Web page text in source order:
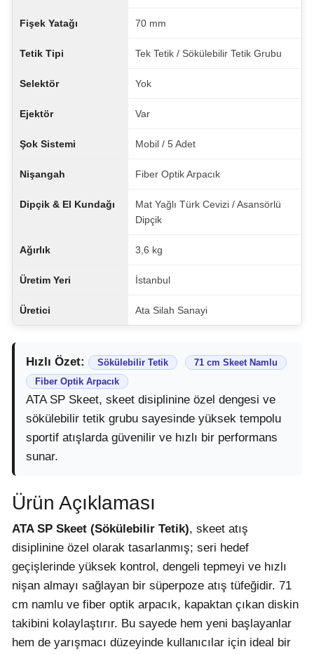
Fişek Yatağı 70 mm
Tetik Tipi Tek Tetik / Sökülebilir Tetik Grubu
Selektör Yok
Ejektör Var
Şok Sistemi Mobil / 5 Adet
Nişangah Fiber Optik Arpacık
Dipçik & El Kundağı
Mat Yağlı Türk Cevizi / Asansörlü
Dipçik
Ağırlık 3,6 kg
Üretim Yeri İstanbul
Üretici Ata Silah Sanayi
Hızlı Özet: Sökülebilir Tetik
71 cm Skeet Namlu
Fiber Optik Arpacık
ATA SP Skeet, skeet disiplinine özel dengesi ve
sökülebilir tetik grubu sayesinde yüksek tempolu
sportif atışlarda güvenilir ve hızlı bir performans
sunar.
Ürün Açıklaması
ATA SP Skeet (Sökülebilir Tetik), skeet atış
disiplinine özel olarak tasarlanmış; seri hedef
geçişlerinde yüksek kontrol, dengeli tepmeyi ve hızlı
nişan almayı sağlayan bir süperpoze atış tüfeğidir. 71
cm namlu ve fiber optik arpacık, kapaktan çıkan diskin
takibini kolaylaştırır. Bu sayede hem yeni başlayanlar
hem de yarışmacı düzeyinde kullanıcılar için ideal bir